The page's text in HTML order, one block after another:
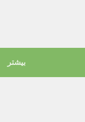
بیشتر